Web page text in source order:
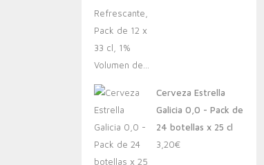
Cerveza Estrella
Galicia 0,0 - Pack de
24 botellas x 25 cl
3,20€